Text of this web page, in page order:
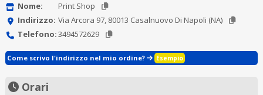
Nome:
Print Shop
Indirizzo: Via Arcora 97, 80013 Casalnuovo Di Napoli (NA)
Telefono:3494572629
Come scrivo l'indirizzo nel mio ordine? Esempio
Orari